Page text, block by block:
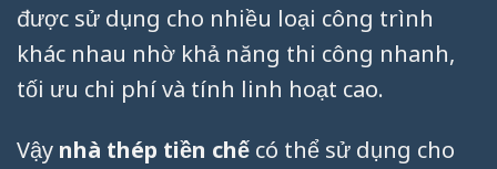
được sử dụng cho nhiều loại công trình
khác nhau nhờ khả năng thi công nhanh,
tối ưu chi phí và tính linh hoạt cao.
Vậy nhà thép tiền chế có thể sử dụng cho